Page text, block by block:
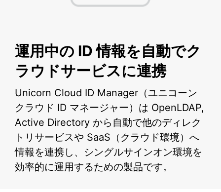
運用中の ID 情報を自動でク
ラウドサービスに連携
Unicorn Cloud ID Manager（ユニコーン
クラウド ID マネージャー）は OpenLDAP,
Active Directory から自動で他のディレク
トリサービスや SaaS（クラウド環境）へ
情報を連携し、シングルサインオン環境を
効率的に運用するための製品です。